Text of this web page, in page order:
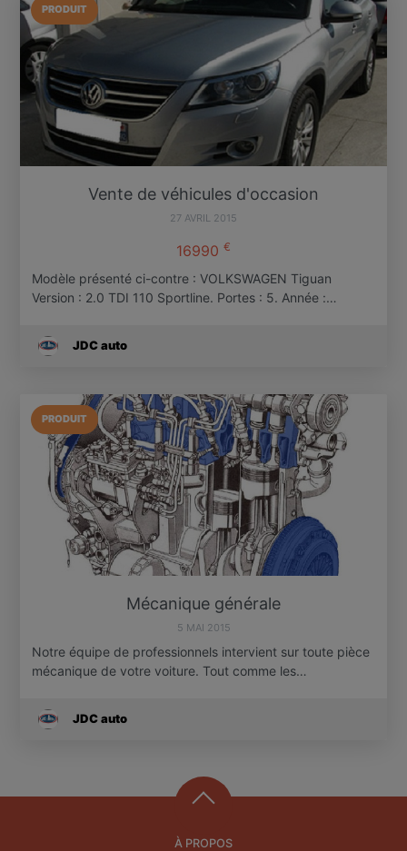
PRODUIT
Vente de véhicules d'occasion
27 AVRIL 2015
16990 €
Modèle présenté ci-contre : VOLKSWAGEN Tiguan
Version : 2.0 TDI 110 Sportline. Portes : 5. Année :…
JDC auto
PRODUIT
Mécanique générale
5 MAI 2015
Notre équipe de professionnels intervient sur toute pièce
mécanique de votre voiture. Tout comme les…
JDC auto
À PROPOS